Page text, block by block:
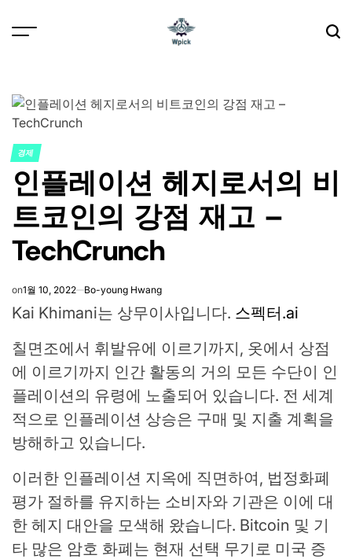
POSTED
IN
경제
인플레이션 헤지로서의 비
트코인의 강점 재고 –
TechCrunch
on1월 10, 2022 Bo-young Hwang
Kai Khimani는 상무이사입니다. 스펙터.ai
칠면조에서 휘발유에 이르기까지, 옷에서 상점
에 이르기까지 인간 활동의 거의 모든 수단이 인
플레이션의 유령에 노출되어 있습니다. 전 세계
적으로 인플레이션 상승은 구매 및 지출 계획을
방해하고 있습니다.
이러한 인플레이션 지옥에 직면하여, 법정화폐
평가 절하를 유지하는 소비자와 기관은 이에 대
한 헤지 대안을 모색해 왔습니다. Bitcoin 및 기
타 많은 암호 화폐는 현재 선택 무기로 미국 증